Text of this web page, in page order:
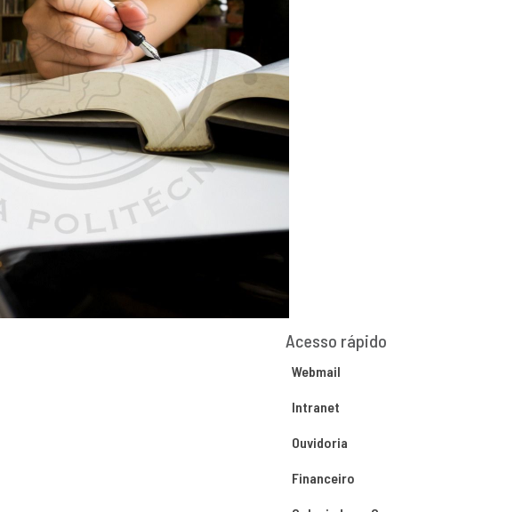
Acesso rápido
Webmail
Intranet
Ouvidoria
Financeiro